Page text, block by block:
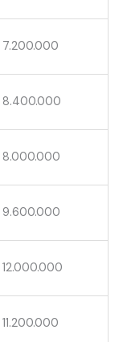
7.200.000
8.400.000
8.000.000
9.600.000
12.000.000
11.200.000